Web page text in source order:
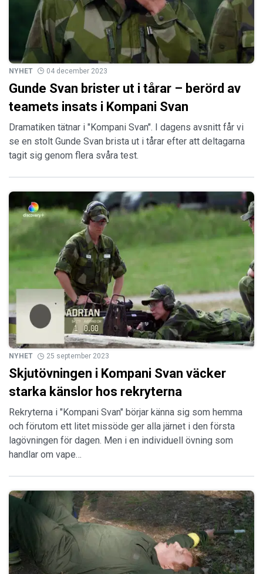
NYHET 04 december 2023
Gunde Svan brister ut i tårar – berörd av
teamets insats i Kompani Svan
Dramatiken tätnar i "Kompani Svan". I dagens avsnitt får vi
se en stolt Gunde Svan brista ut i tårar efter att deltagarna
tagit sig genom flera svåra test.
NYHET 25 september 2023
Skjutövningen i Kompani Svan väcker
starka känslor hos rekryterna
Rekryterna i "Kompani Svan" börjar känna sig som hemma
och förutom ett litet missöde ger alla järnet i den första
lagövningen för dagen. Men i en individuell övning som
handlar om vape…